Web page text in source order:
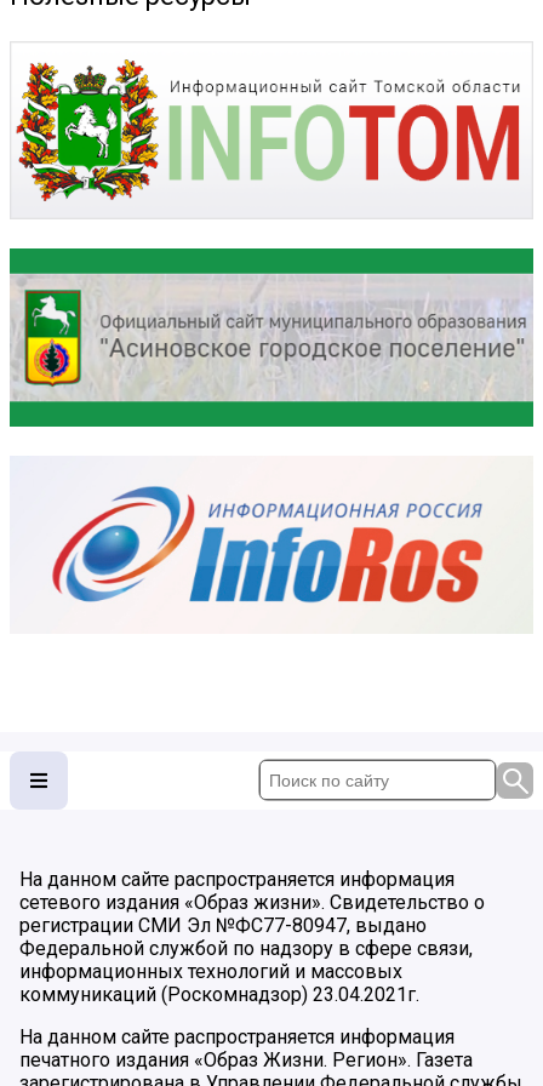
На данном сайте распространяется информация
сетевого издания «Образ жизни». Свидетельство о
регистрации СМИ Эл №ФС77-80947, выдано
Федеральной службой по надзору в сфере связи,
информационных технологий и массовых
коммуникаций (Роскомнадзор) 23.04.2021г.
На данном сайте распространяется информация
печатного издания «Образ Жизни. Регион». Газета